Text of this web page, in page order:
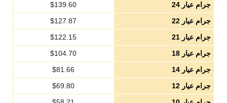
جرام عيار 24
$139.60
جرام عيار 22
$127.87
جرام عيار 21
$122.15
جرام عيار 18
$104.70
جرام عيار 14
$81.66
جرام عيار 12
$69.80